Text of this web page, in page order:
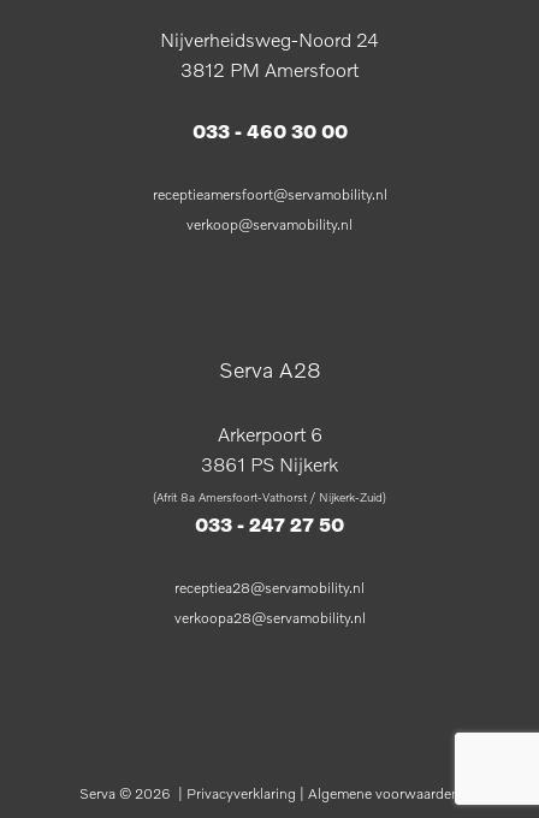
Nijverheidsweg-Noord 24
3812 PM Amersfoort
033 - 460 30 00
receptieamersfoort@servamobility.nl
verkoop@servamobility.nl
Serva A28
Arkerpoort 6
3861 PS Nijkerk
(Afrit 8a Amersfoort-Vathorst / Nijkerk-Zuid)
033 - 247 27 50
receptiea28@servamobility.nl
verkoopa28@servamobility.nl
Serva © 2026 Privacyverklaring Algemene voorwaarden